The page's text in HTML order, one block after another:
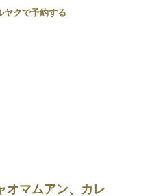
ヤクで予約する
オマムアン、カレ